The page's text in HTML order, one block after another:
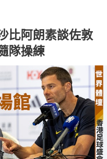
比阿朗素談佐敦
隊操練